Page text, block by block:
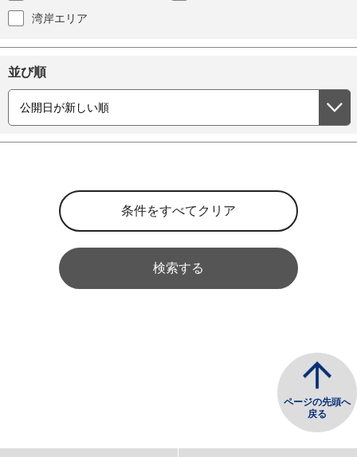
湾岸エリア
並び順
検索する
ページの先頭へ
戻る